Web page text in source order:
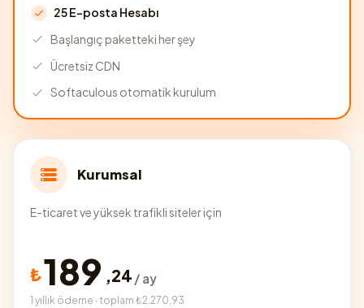
25 E-posta Hesabı
Başlangıç paketteki her şey
Ücretsiz CDN
Softaculous otomatik kurulum
Kurumsal
E-ticaret ve yüksek trafikli siteler için
₺189 ,24 / ay
1 yıllık ödeme · toplam ₺2.270,93